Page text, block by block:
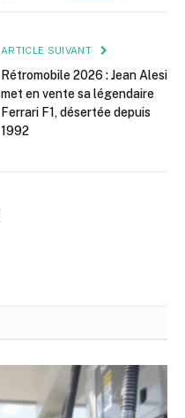
ARTICLE SUIVANT
Rétromobile 2026 : Jean Alesi
met en vente sa légendaire
Ferrari F1, désertée depuis
1992